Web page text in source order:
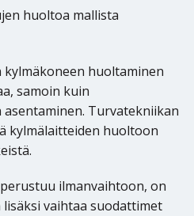
huoltoa mallista
huoltaminen
samoin kuin
Turvatekniikan
kylmälaitteiden huoltoon
ilmanvaihtoon, on
vaihtaa suodattimet